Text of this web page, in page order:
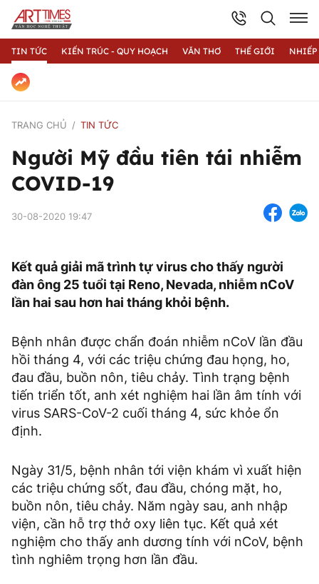
TIN TỨC KIẾN TRÚC - QUY HOẠCH VĂN THƠ THẾ GIỚI
TRANG CHỦ TIN TỨC
Người Mỹ đầu tiên tái nhiễm
COVID-19
30-08-2020 19:47
Kết quả giải mã trình tự virus cho thấy người
đàn ông 25 tuổi tại Reno, Nevada, nhiễm nCoV
lần hai sau hơn hai tháng khỏi bệnh.
Bệnh nhân được chẩn đoán nhiễm nCoV lần đầu
hồi tháng 4, với các triệu chứng đau họng, ho,
đau đầu, buồn nôn, tiêu chảy. Tình trạng bệnh
tiến triển tốt, anh xét nghiệm hai lần âm tính với
virus SARS-CoV-2 cuối tháng 4, sức khỏe ổn
định.
Ngày 31/5, bệnh nhân tới viện khám vì xuất hiện
các triệu chứng sốt, đau đầu, chóng mặt, ho,
buồn nôn, tiêu chảy. Năm ngày sau, anh nhập
viện, cần hỗ trợ thở oxy liên tục. Kết quả xét
nghiệm cho thấy anh dương tính với nCoV, bệnh
tình nghiêm trọng hơn lần đầu.